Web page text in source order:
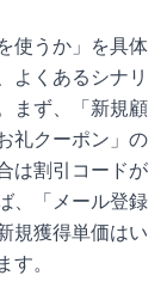
使うか」を具体
よくあるシナリ
まず、「新規顧
礼クーポン」の
は割引コードが
、「メール登録
規獲得単価はい
。